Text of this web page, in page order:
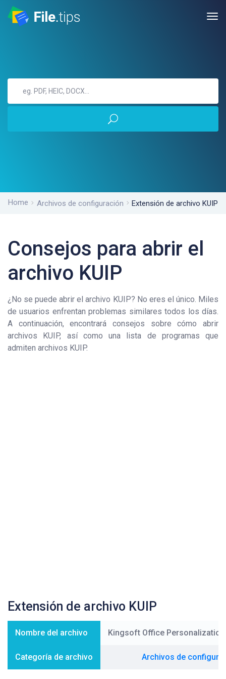
Home Archivos de configuración Extensión de archivo KUIP
Consejos para abrir el
archivo KUIP
¿No se puede abrir el archivo KUIP? No eres el único. Miles
de usuarios enfrentan problemas similares todos los días.
A continuación, encontrará consejos sobre cómo abrir
archivos KUIP, así como una lista de programas que
admiten archivos KUIP.
Extensión de archivo KUIP
Nombre del archivo Kingsoft Office
Categoría de archivo Archivos de